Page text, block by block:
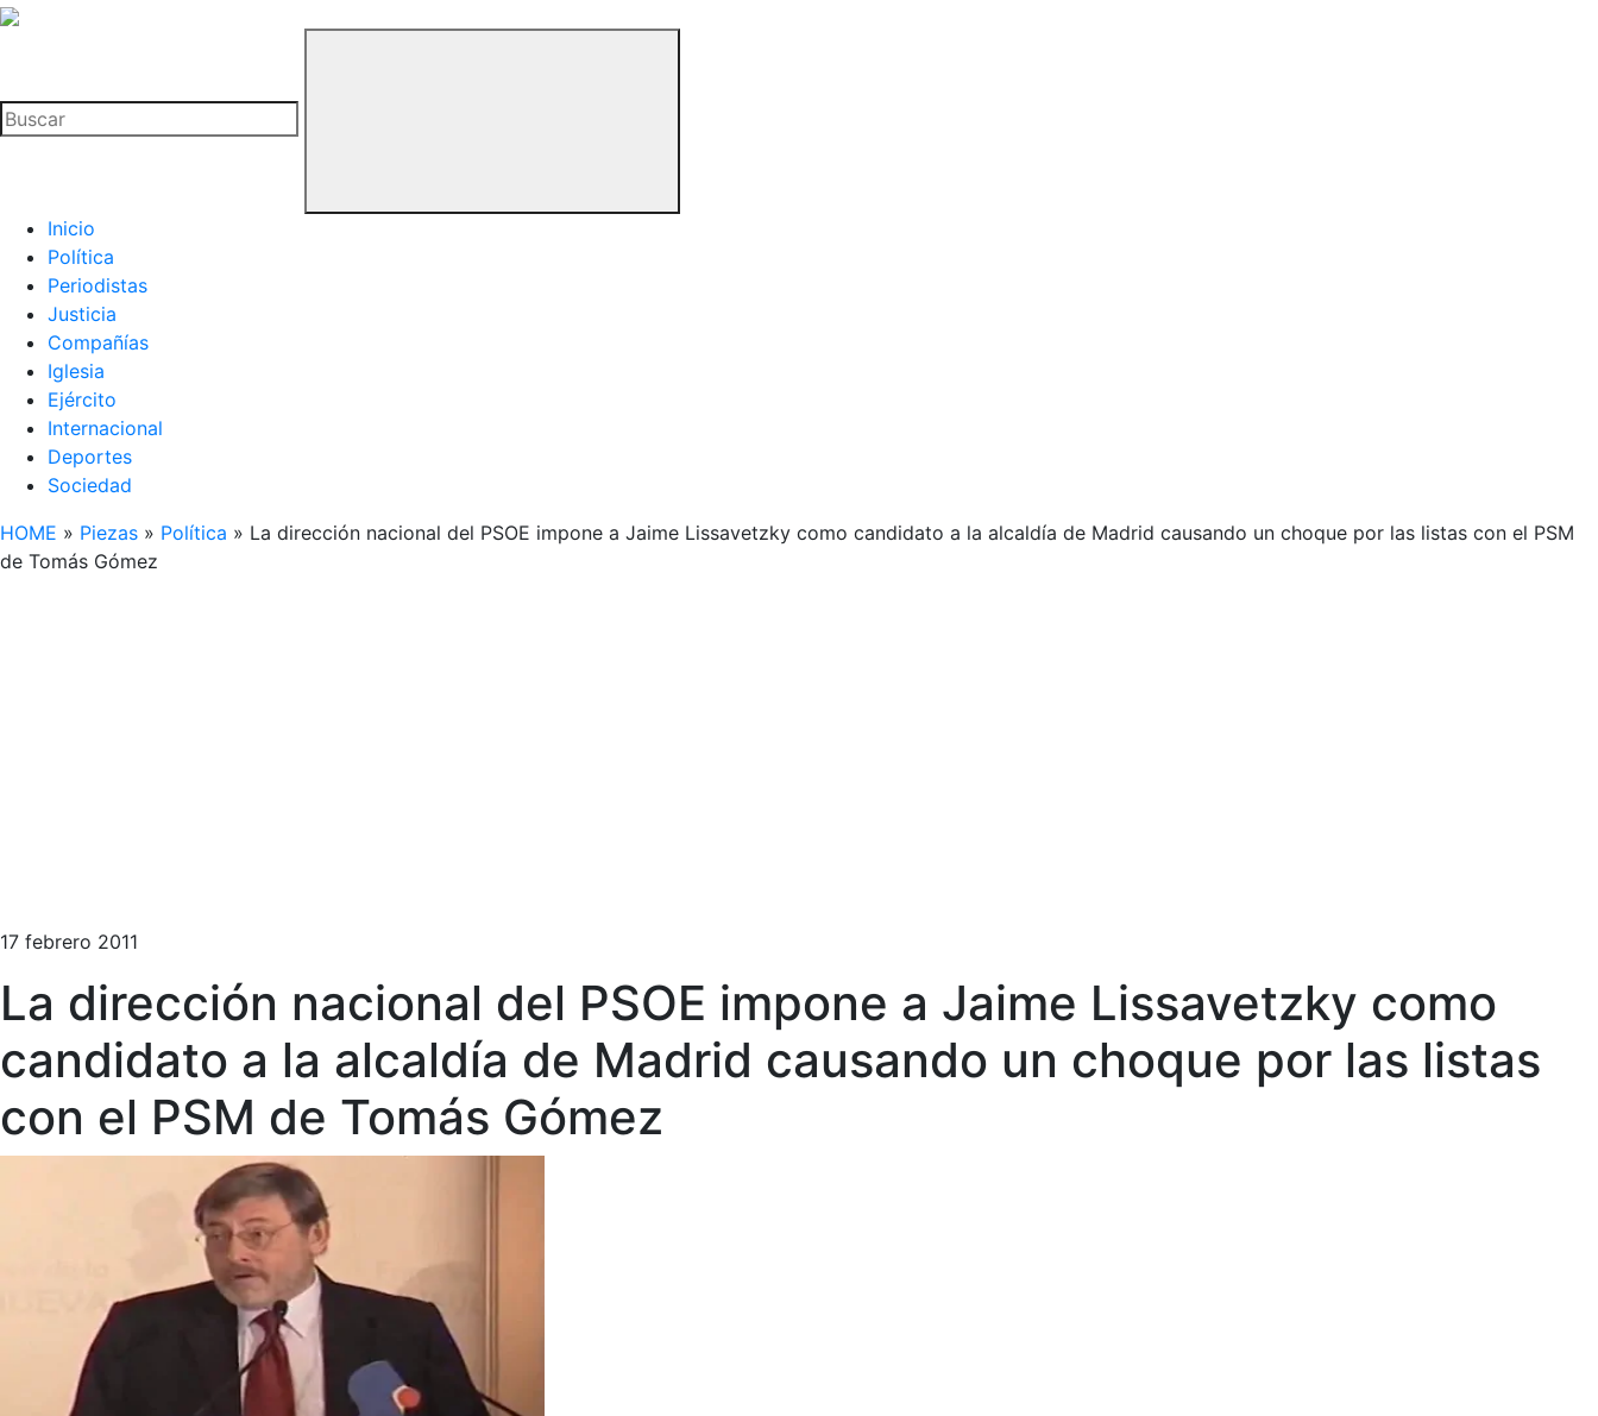
La
Buitre
Inicio
Política
Periodistas
Justicia
Compañías
Iglesia
Ejército
Internacional
Deportes
Sociedad
HOME » Piezas » Política » La dirección nacional del PSOE impone a Jaime Lissavetzky como candidato a la alcaldía de Madrid causando un choque por las listas con el PSM
de Tomás Gómez
17 febrero 2011
La dirección nacional del PSOE impone a Jaime Lissavetzky como
candidato a la alcaldía de Madrid causando un choque por las listas
con el PSM de Tomás Gómez